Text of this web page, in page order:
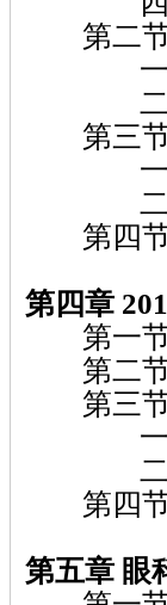
第二节
一、
二、眼
第三节
一、眼
二、
第四节
第四章
第一节
第二节
第三节
一、
二、产
第四节
第五章 眼